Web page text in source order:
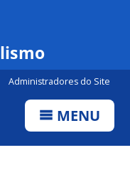
Administradores do Site
MENU